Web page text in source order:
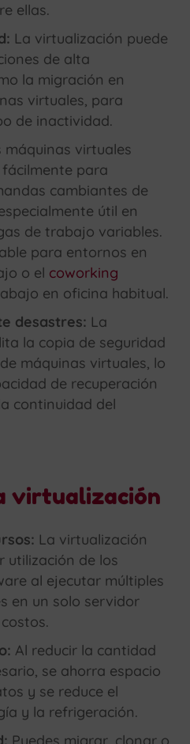
ellas.
La virtualización puede
de alta
la migración en
virtuales, para
de inactividad.
máquinas virtuales
para
cambiantes de
útil en
de trabajo variables.
para entornos en
o el coworking
en oficina habitual.
desastres: La
la copia de seguridad
máquinas virtuales, lo
de recuperación
continuidad del
virtualización
La virtualización
utilización de los
al ejecutar múltiples
en un solo servidor
Al reducir la cantidad
se ahorra espacio
y se reduce el
y la refrigeración.